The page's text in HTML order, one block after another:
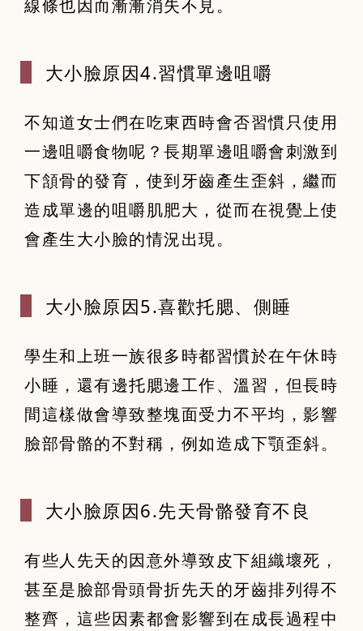
線條也因而漸漸消失不見。
大小臉原因4.習慣單邊咀嚼
不知道女士們在吃東西時會否習慣只使用
一邊咀嚼食物呢？長期單邊咀嚼會刺激到
下頷骨的發育，使到牙齒產生歪斜，繼而
造成單邊的咀嚼肌肥大，從而在視覺上使
會產生大小臉的情況出現。
大小臉原因5.喜歡托腮、側睡
學生和上班一族很多時都習慣於在午休時
小睡，還有邊托腮邊工作、溫習，但長時
間這樣做會導致整塊面受力不平均，影響
臉部骨骼的不對稱，例如造成下顎歪斜。
大小臉原因6.先天骨骼發育不良
有些人先天的因意外導致皮下組織壞死，
甚至是臉部骨頭骨折先天的牙齒排列得不
整齊，這些因素都會影響到在成長過程中